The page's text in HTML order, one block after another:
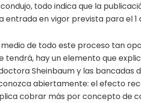
todo indica que la
entrada en vigor prevista para el 1
medio de todo este proceso tan
tendrá, hay un elemento que
Sheinbaum y las bancadas
abiertamente: el efecto
cobrar más por concepto de